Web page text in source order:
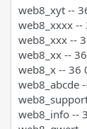
web8_xyt --
web8_xxxx --
web8_xxx --
web8_xx --
web8_x -- 36
web8_abcde
web8_info --